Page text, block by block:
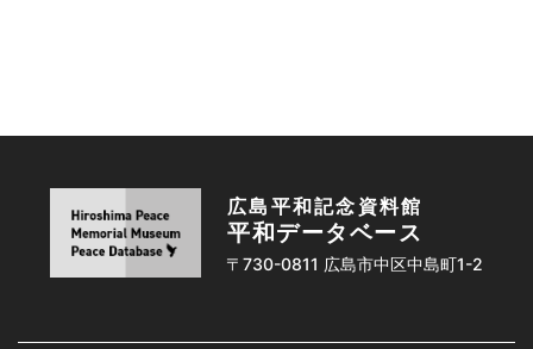
広島平和記念資料館
平和データベース
〒730-0811 広島市中区中島町1-2